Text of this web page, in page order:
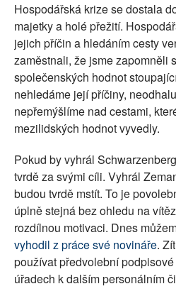
Hospodářská krize se dostala
majetky a holé přežití.
jejich příčin a hledáním cesty
zaměstnali, že jsme zapomněli
společenských hodnot
nehledáme její příčiny,
nepřemýšlíme nad cestami,
mezilidských hodnot vyvedly.
Pokud by vyhrál
tvrdě za svými cíli. Vyhrál
budou tvrdě mstít. To je
úplně stejná bez ohledu na
rozdílnou motivaci. Dnes
vyhodil z práce své novináře.
používat předvolební
úřadech k dalším personálním